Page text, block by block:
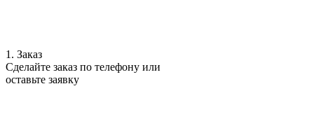
1. Заказ
Сделайте заказ по телефону или
оставьте заявку